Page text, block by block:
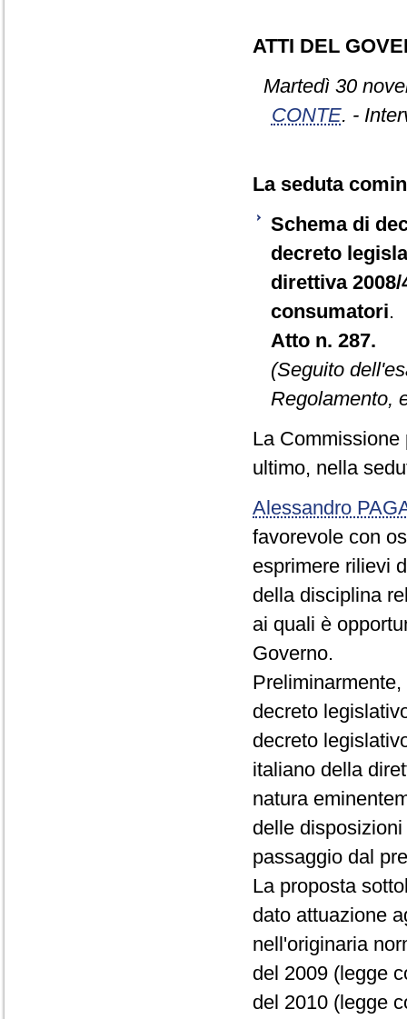
ATTI DEL
Martedì 30
CONTE. -
La seduta
Schema di
decreto
direttiva
consumatori.
Atto n. 287.
(Seguito
Regolamento,
La
ultimo, nella
Alessandro
favorevole con
esprimere rilievi
della disciplina
ai quali è
Governo.
decreto
decreto
italiano della
natura
delle
passaggio dal
La proposta
dato attuazione
nell'originaria
del 2009 (legge
del 2010 (legge